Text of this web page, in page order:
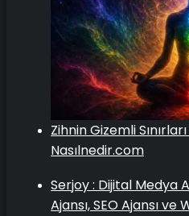
Zihnin Gizemli
Nasılnedir.com
Serjoy : Dijital Medya
Ajansı, SEO Ajansı ve